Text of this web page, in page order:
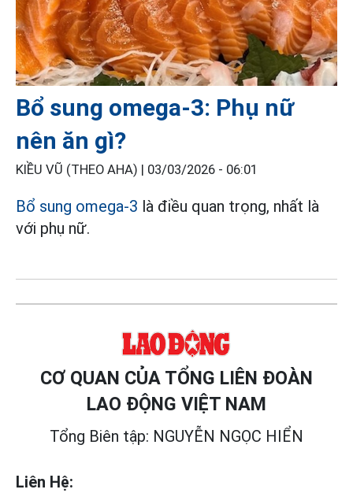
Bổ sung omega-3: Phụ nữ
nên ăn gì?
KIỀU VŨ (THEO AHA) | 03/03/2026 - 06:01
Bổ sung omega-3 là điều quan trọng, nhất là
với phụ nữ.
CƠ QUAN CỦA TỔNG LIÊN ĐOÀN
LAO ĐỘNG VIỆT NAM
Tổng Biên tập: NGUYỄN NGỌC HIỂN
Liên Hệ: